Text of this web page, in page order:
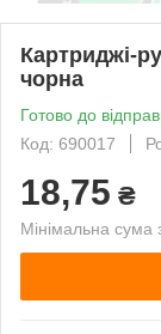
Картриджі-
чорна
Готово до
Код: 690017
18,75 ₴
Мінімальна